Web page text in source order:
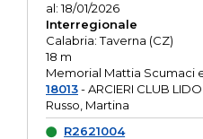
al: 18/01/2026
Interregionale
Calabria: Taverna (CZ)
18 m
Memorial Mattia Scumaci
18013- ARCIERI CLUB LIDO
Russo, Martina
R2621004